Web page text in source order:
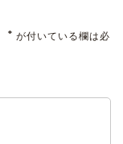
* が付いている欄は必